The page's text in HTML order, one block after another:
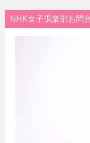
NHK女子倶楽部お問